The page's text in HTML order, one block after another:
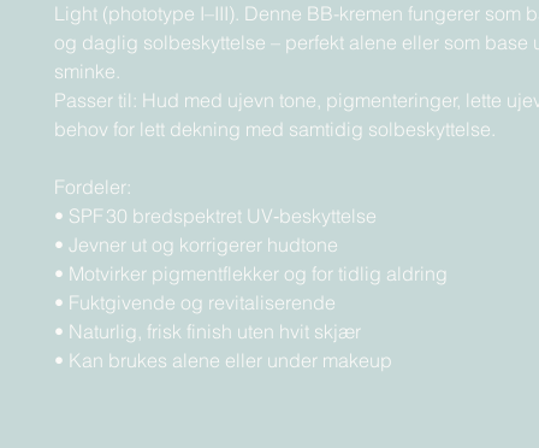
Light (phototype I–III). Denne BB-kremen fungerer som
og daglig solbeskyttelse – perfekt alene eller som base
sminke.
Passer til: Hud med ujevn tone, pigmenteringer, lette
behov for lett dekning med samtidig solbeskyttelse.
Fordeler:
• SPF 30 bredspektret UV‑beskyttelse
• Jevner ut og korrigerer hudtone
• Motvirker pigmentflekker og for tidlig aldring
• Fuktgivende og revitaliserende
• Naturlig, frisk finish uten hvit skjær
• Kan brukes alene eller under makeup